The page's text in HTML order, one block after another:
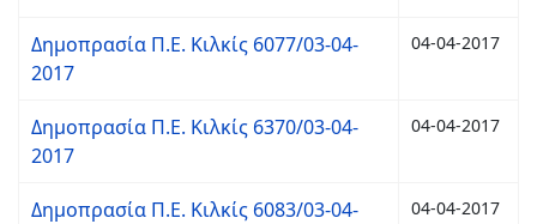
Δημοπρασία Π.Ε. Κιλκίς 6077/03-04-
2017
04-04-2017
Δημοπρασία Π.Ε. Κιλκίς 6370/03-04-
2017
04-04-2017
Δημοπρασία Π.Ε. Κιλκίς 6083/03-04-
04-04-2017